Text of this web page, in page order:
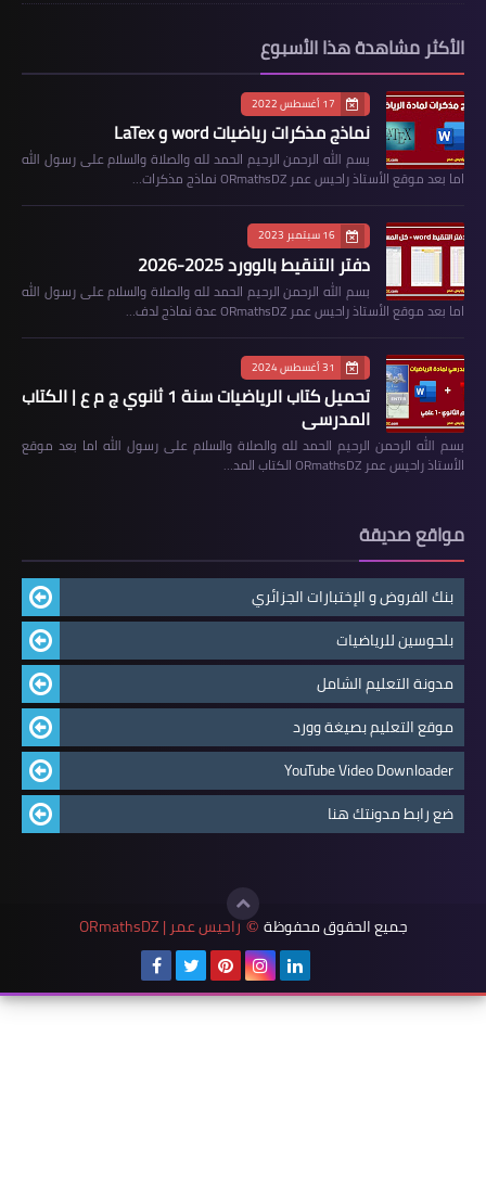
الأكثر مشاهدة هذا الأسبوع
17 أغسطس 2022
نماذج مذكرات رياضيات word و LaTex
بسم الله الرحمن الرحيم الحمد لله والصلاة والسلام على رسول الله
اما بعد موقع الأستاذ راحيس عمر ORmathsDZ نماذج مذكرات…
16 سبتمبر 2023
دفتر التنقيط بالوورد 2025-2026
بسم الله الرحمن الرحيم الحمد لله والصلاة والسلام على رسول الله
اما بعد موقع الأستاذ راحيس عمر ORmathsDZ عدة نماذج لدف…
31 أغسطس 2024
تحميل كتاب الرياضيات سنة 1 ثانوي ج م ع | الكتاب
المدرسي
بسم الله الرحمن الرحيم الحمد لله والصلاة والسلام على رسول الله اما بعد موقع
الأستاذ راحيس عمر ORmathsDZ الكتاب المد…
مواقع صديقة
بنك الفروض و الإختبارات الجزائري
بلحوسين للرياضيات
مدونة التعليم الشامل
موقع التعليم بصيغة وورد
YouTube Video Downloader
ضع رابط مدونتك هنا
جميع الحقوق محفوظة © راحيس عمر | ORmathsDZ